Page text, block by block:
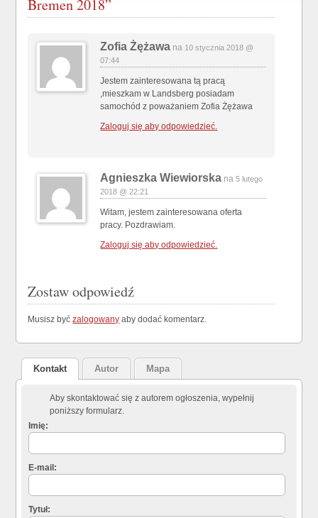
Bremen 2018”
Zofia Żężawa na 10 stycznia 2018 @
07:44
Jestem zainteresowana tą pracą
,mieszkam w Landsberg posiadam
samochód z poważaniem Zofia Żężawa
Zaloguj się aby odpowiedzieć.
Agnieszka Wiewiorska na5 lutego
2018 @ 22:21
Witam, jestem zainteresowana oferta
pracy. Pozdrawiam.
Zaloguj się aby odpowiedzieć.
Zostaw odpowiedź
Musisz byćzalogowany aby dodać komentarz.
Kontakt Autor Mapa
Aby skontaktować się z autorem ogłoszenia, wypełnij
poniższy formularz.
Imię:
E-mail:
Tytuł: